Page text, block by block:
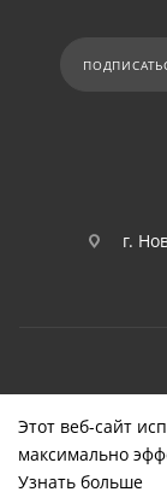
г.
Этот веб-сайт
максимально
Узнать больше